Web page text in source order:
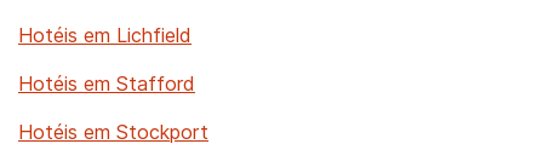
Hotéis em Lichfield
Hotéis em Stafford
Hotéis em Stockport